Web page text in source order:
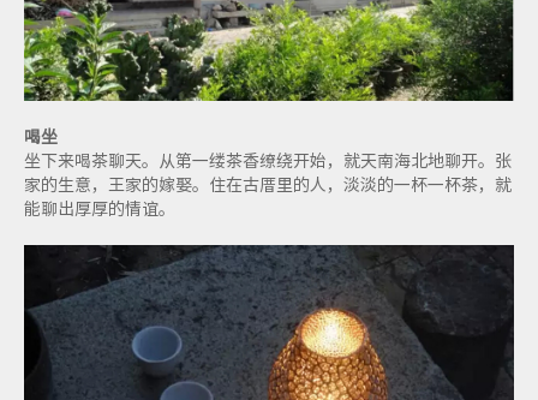
喝坐
坐下来喝茶聊天。从第一缕茶香缭绕开始，就天南海北地聊开。张
家的生意，王家的嫁娶。住在古厝里的人，淡淡的一杯一杯茶，就
能聊出厚厚的情谊。